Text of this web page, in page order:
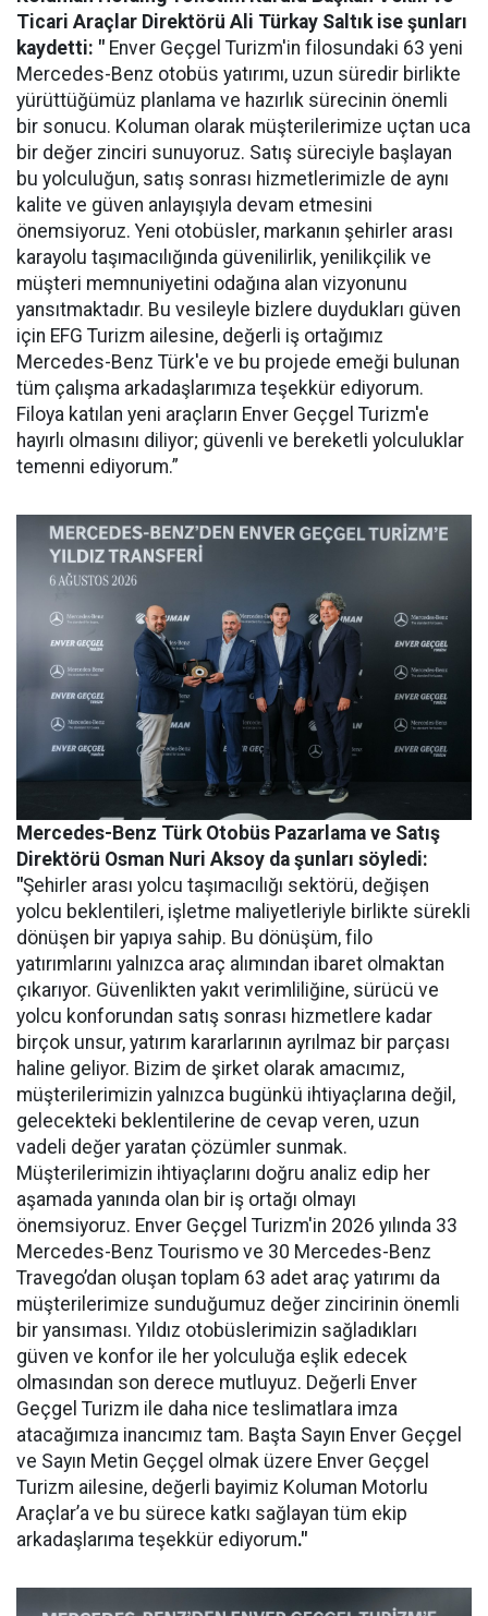
Ticari Araçlar Direktörü Ali Türkay Saltık ise şunları
kaydetti: " Enver Geçgel Turizm'in filosundaki 63 yeni
Mercedes-Benz otobüs yatırımı, uzun süredir birlikte
yürüttüğümüz planlama ve hazırlık sürecinin önemli
bir sonucu. Koluman olarak müşterilerimize uçtan uca
bir değer zinciri sunuyoruz. Satış süreciyle başlayan
bu yolculuğun, satış sonrası hizmetlerimizle de aynı
kalite ve güven anlayışıyla devam etmesini
önemsiyoruz. Yeni otobüsler, markanın şehirler arası
karayolu taşımacılığında güvenilirlik, yenilikçilik ve
müşteri memnuniyetini odağına alan vizyonunu
yansıtmaktadır. Bu vesileyle bizlere duydukları güven
için EFG Turizm ailesine, değerli iş ortağımız
Mercedes-Benz Türk'e ve bu projede emeği bulunan
tüm çalışma arkadaşlarımıza teşekkür ediyorum.
Filoya katılan yeni araçların Enver Geçgel Turizm'e
hayırlı olmasını diliyor; güvenli ve bereketli yolculuklar
temenni ediyorum.”
Mercedes-Benz Türk Otobüs Pazarlama ve Satış
Direktörü Osman Nuri Aksoy da şunları söyledi:
"Şehirler arası yolcu taşımacılığı sektörü, değişen
yolcu beklentileri, işletme maliyetleriyle birlikte sürekli
dönüşen bir yapıya sahip. Bu dönüşüm, filo
yatırımlarını yalnızca araç alımından ibaret olmaktan
çıkarıyor. Güvenlikten yakıt verimliliğine, sürücü ve
yolcu konforundan satış sonrası hizmetlere kadar
birçok unsur, yatırım kararlarının ayrılmaz bir parçası
haline geliyor. Bizim de şirket olarak amacımız,
müşterilerimizin yalnızca bugünkü ihtiyaçlarına değil,
gelecekteki beklentilerine de cevap veren, uzun
vadeli değer yaratan çözümler sunmak.
Müşterilerimizin ihtiyaçlarını doğru analiz edip her
aşamada yanında olan bir iş ortağı olmayı
önemsiyoruz. Enver Geçgel Turizm'in 2026 yılında 33
Mercedes-Benz Tourismo ve 30 Mercedes-Benz
Travego’dan oluşan toplam 63 adet araç yatırımı da
müşterilerimize sunduğumuz değer zincirinin önemli
bir yansıması. Yıldız otobüslerimizin sağladıkları
güven ve konfor ile her yolculuğa eşlik edecek
olmasından son derece mutluyuz. Değerli Enver
Geçgel Turizm ile daha nice teslimatlara imza
atacağımıza inancımız tam. Başta Sayın Enver Geçgel
ve Sayın Metin Geçgel olmak üzere Enver Geçgel
Turizm ailesine, değerli bayimiz Koluman Motorlu
Araçlar’a ve bu sürece katkı sağlayan tüm ekip
arkadaşlarıma teşekkür ediyorum."